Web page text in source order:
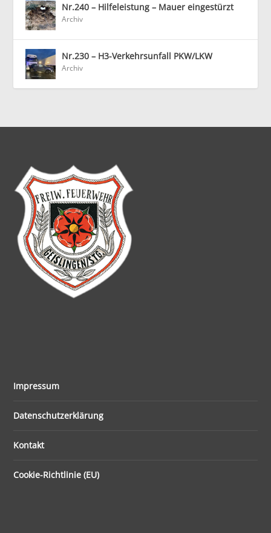
Nr.240 – Hilfeleistung – Mauer eingestürzt
Archiv
Nr.230 – H3-Verkehrsunfall PKW/LKW
Archiv
Impressum
Datenschutzerklärung
Kontakt
Cookie-Richtlinie (EU)